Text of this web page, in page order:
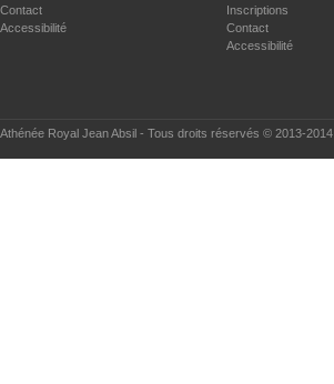
Contact
Accessibilité
Inscriptions
Contact
Accessibilité
Athénée Royal Jean Absil - Tous droits réservés © 2013-2014